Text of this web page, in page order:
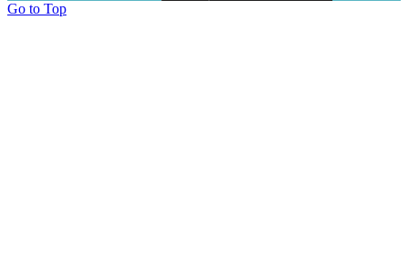
Go to Top